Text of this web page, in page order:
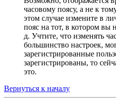
часовому поясу, а не к
этом случае измените в
пояс на тот, в котором вы
д. Учтите, что изменять
большинство настроек,
зарегистрированные
зарегистрированы, то
это.
Вернуться к началу